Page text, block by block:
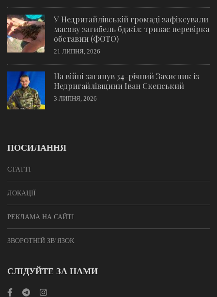
У Недригайлівській громаді зафіксували
масову загибель бджіл: триває перевірка
обставин (ФОТО)
21 ЛИПНЯ, 2026
На війні загинув 34-річний Захисник із
Недригайлівщини Іван Скепський
3 ЛИПНЯ, 2026
ПОСИЛАННЯ
СТАТТІ
ЛОКАЦІЇ
РЕКЛАМА НА САЙТІ
ЗВОРОТНІЙ ЗВ’ЯЗОК
СЛІДУЙТЕ ЗА НАМИ